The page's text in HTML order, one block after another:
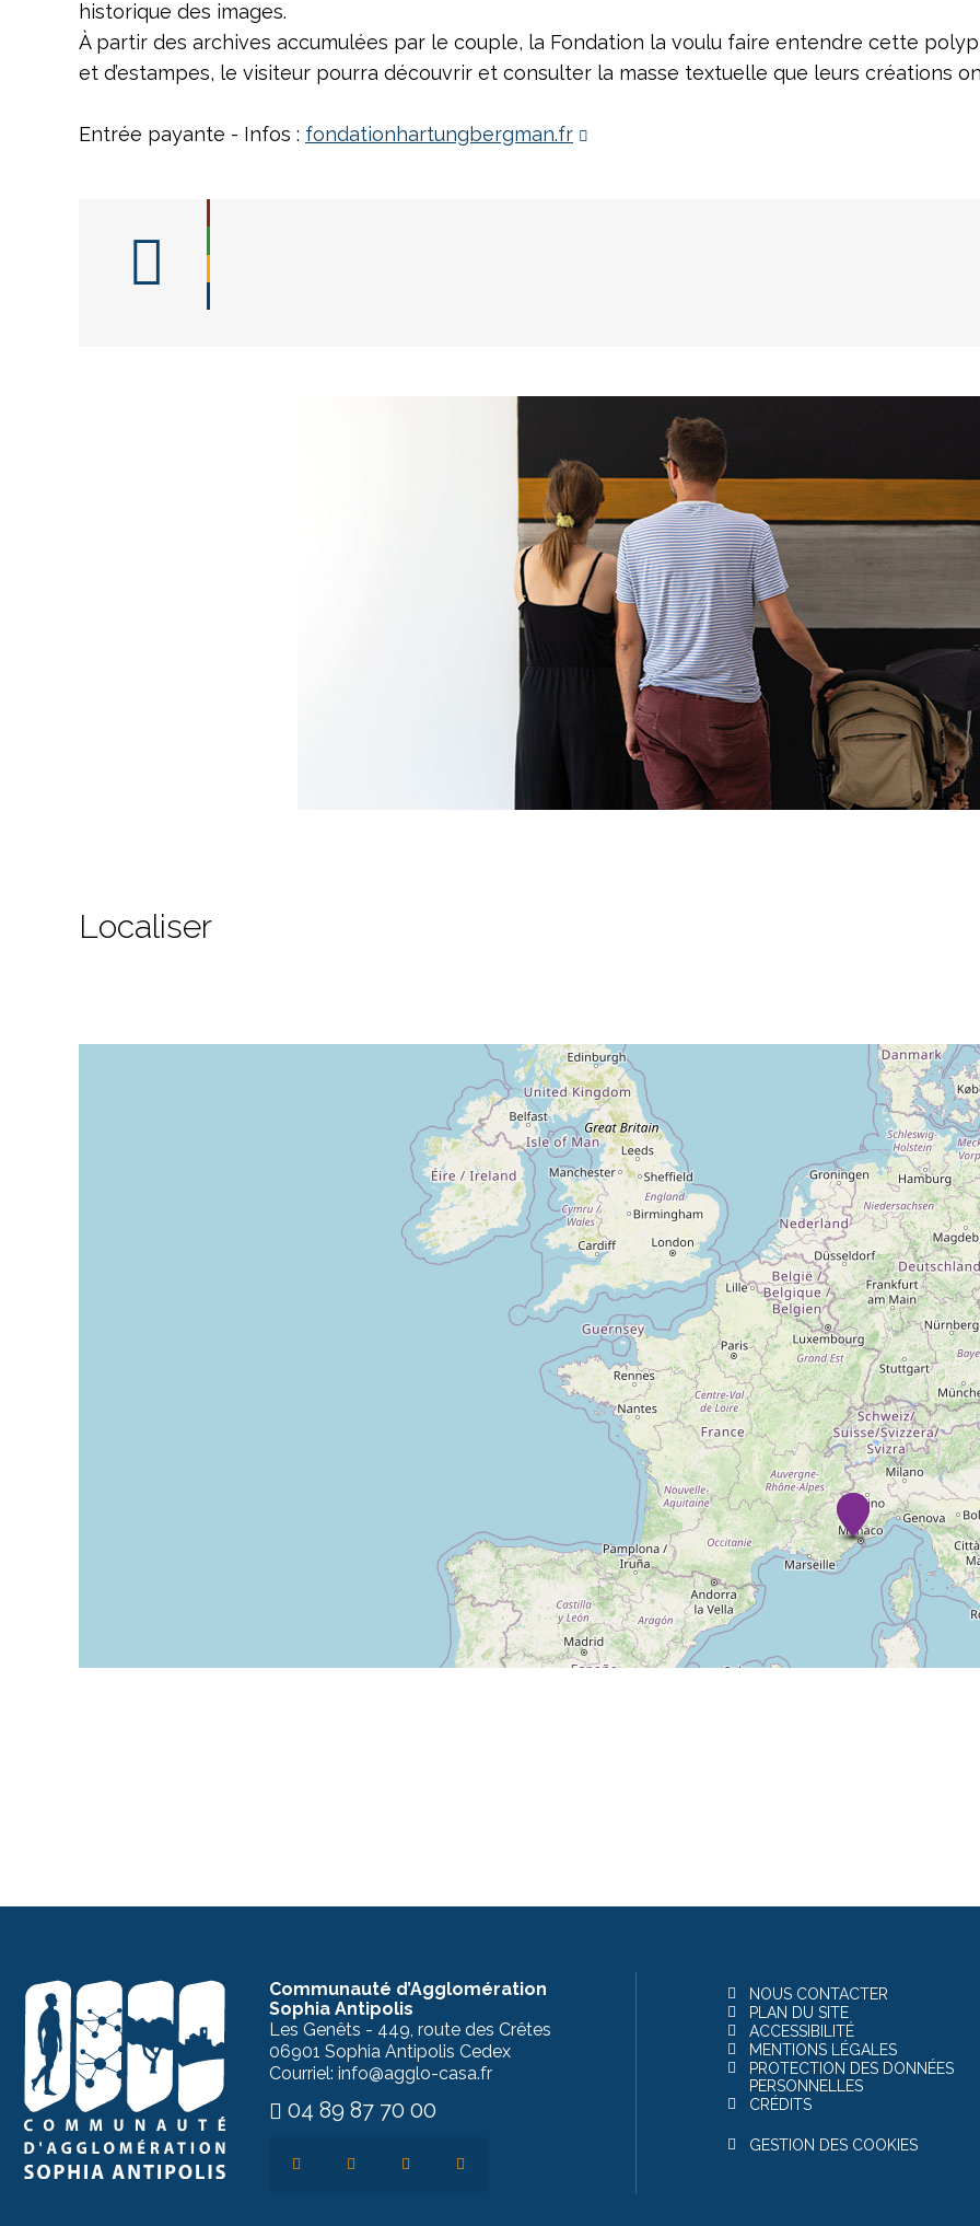
historique des images.
À partir des archives accumulées par le couple, la Fondation la voulu faire entendre cette
et d’estampes, le visiteur pourra découvrir et consulter la masse textuelle que leurs créations
Entrée payante - Infos : fondationhartungbergman.fr
Localiser
Communauté d’Agglomération
Sophia Antipolis
Les Genêts - 449, route des Crêtes
06901 Sophia Antipolis Cedex
Courriel: info@agglo-casa.fr
04 89 87 70 00
NOUS CONTACTER
PLAN DU SITE
ACCESSIBILITÉ
MENTIONS LÉGALES
PROTECTION DES DONNÉES
PERSONNELLES
CRÉDITS
GESTION DES COOKIES